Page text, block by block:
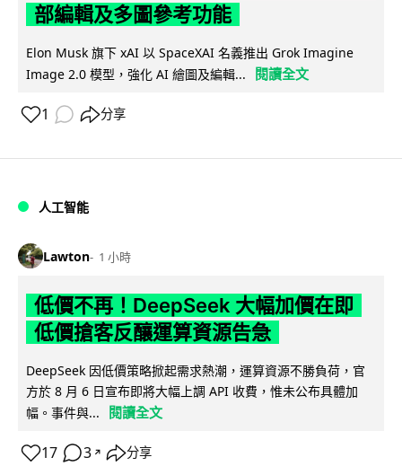
部編輯及多圖參考功能
Elon Musk 旗下 xAI 以 SpaceXAI 名義推出 Grok Imagine
Image 2.0 模型，強化 AI 繪圖及編輯...
閱讀全文
1 分享
人工智能
Lawton 1 小時
低價不再！DeepSeek 大幅加價在即
低價搶客反釀運算資源告急
DeepSeek 因低價策略掀起需求熱潮，運算資源不勝負荷，官
方於 8 月 6 日宣布即將大幅上調 API 收費，惟未公布具體加
幅。事件與...
閱讀全文
17 3 ↗ 分享